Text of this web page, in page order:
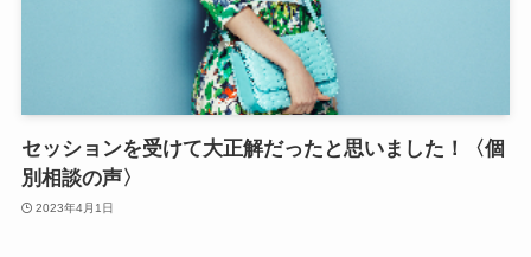
セッションを受けて大正解だったと思いました！〈個
別相談の声〉
2023年4月1日